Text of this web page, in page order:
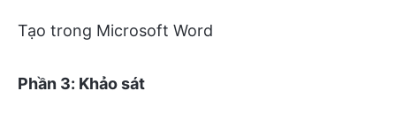
Tạo trong Microsoft Word
Phần 3: Khảo sát